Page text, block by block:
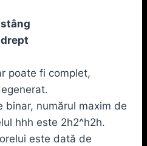
poate fi complet,
binar, numărul maxim de
hhh este 2h2^h2h.
este dată de